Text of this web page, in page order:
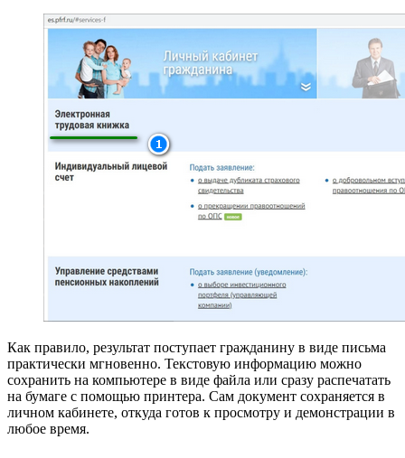
Как правило, результат поступает гражданину в виде письма
практически мгновенно. Текстовую информацию можно
сохранить на компьютере в виде файла или сразу распечатать
на бумаге с помощью принтера. Сам документ сохраняется в
личном кабинете, откуда готов к просмотру и демонстрации в
любое время.